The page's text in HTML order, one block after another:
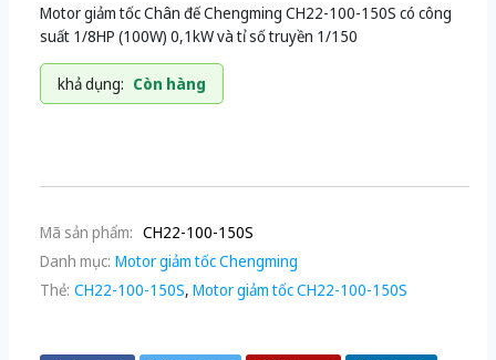
Motor giảm tốc Chân đế Chengming CH22-100-150S có công
suất 1/8HP (100W) 0,1kW và tỉ số truyền 1/150
khả dụng: Còn hàng
Mã sản phẩm: CH22-100-150S
Danh mục: Motor giảm tốc Chengming
Thẻ: CH22-100-150S, Motor giảm tốc CH22-100-150S